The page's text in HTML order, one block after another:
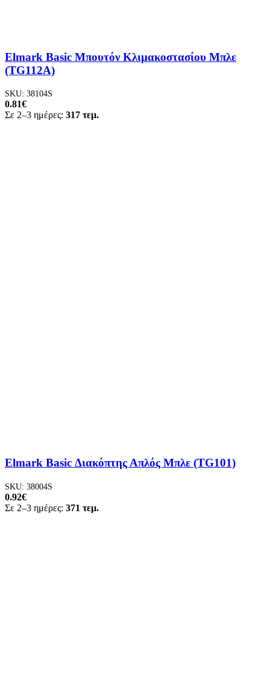
Elmark Basic Μπουτόν Κλιμακοστασίου Μπλε
(TG112A)
SKU: 38104S
0.81€
Σε 2–3 ημέρες: 317 τεμ.
Elmark Basic Διακόπτης Απλός Μπλε (TG101)
SKU: 38004S
0.92€
Σε 2–3 ημέρες: 371 τεμ.